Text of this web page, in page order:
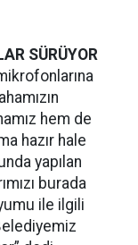
SÜRÜYOR
hem de
hazır hale
yapılan
burada
ile ilgili